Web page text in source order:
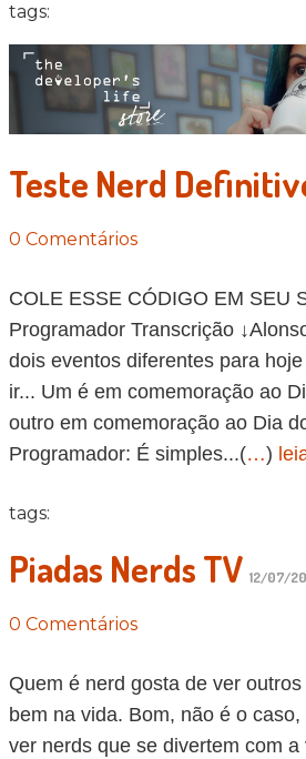
tags:
Teste Nerd
0 Comentários
COLE ESSE CÓDIGO EM SEU
Programador Transcrição
dois eventos diferentes para
ir... Um é em comemoração ao
outro em comemoração ao Dia
Programador: É simples...(…)
tags:
Piadas Nerds TV 12/07/
0 Comentários
Quem é nerd gosta de ver
bem na vida. Bom, não é o
ver nerds que se divertem com a